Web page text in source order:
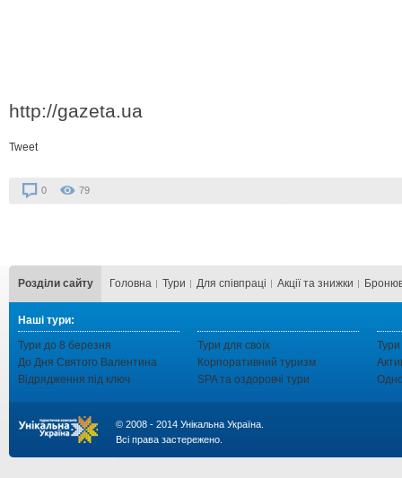
http://gazeta.ua
Tweet
0 79
Розділи сайту Головна Тури Для cпівпраці Акції та знижки
Наші тури:
Тури до 8 березня
До Дня Святого Валентина
Відрядження під ключ
Тури для своїх
Корпоративний туризм
SPA та оздоровчі тури
Тури
© 2008 - 2014 Унікальна Україна.
Всі права застережено.